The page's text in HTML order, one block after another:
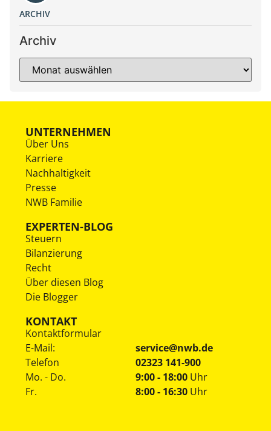
ARCHIV
Archiv
UNTERNEHMEN
Über Uns
Karriere
Nachhaltigkeit
Presse
NWB Familie
EXPERTEN-BLOG
Steuern
Bilanzierung
Recht
Über diesen Blog
Die Blogger
KONTAKT
Kontaktformular
E-Mail:
service@nwb.de
Telefon
02323 141-900
Mo. - Do.
Fr.
9:00 - 18:00 Uhr
8:00 - 16:30 Uhr